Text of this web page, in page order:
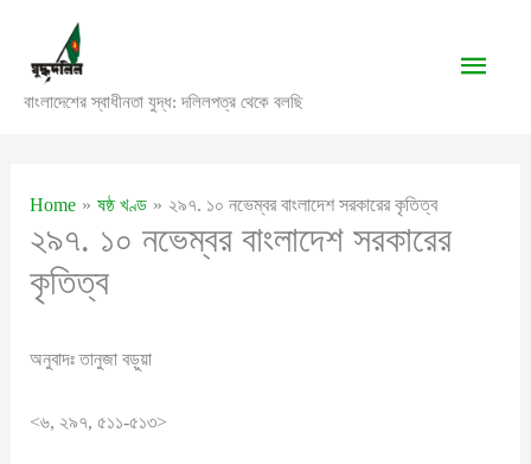
content
বাংলাদেশের স্বাধীনতা যুদ্ধ: দলিলপত্র থেকে বলছি
Main
Home ষষ্ঠ খণ্ড ২৯৭. ১০ নভেম্বর বাংলাদেশ সরকারের কৃতিত্ব
২৯৭. ১০ নভেম্বর বাংলাদেশ সরকারের
কৃতিত্ব
অনুবাদঃ তানুজা বড়ুয়া
<৬, ২৯৭, ৫১১-৫১৩>